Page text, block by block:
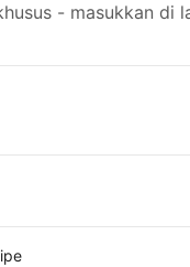
- masukkan di